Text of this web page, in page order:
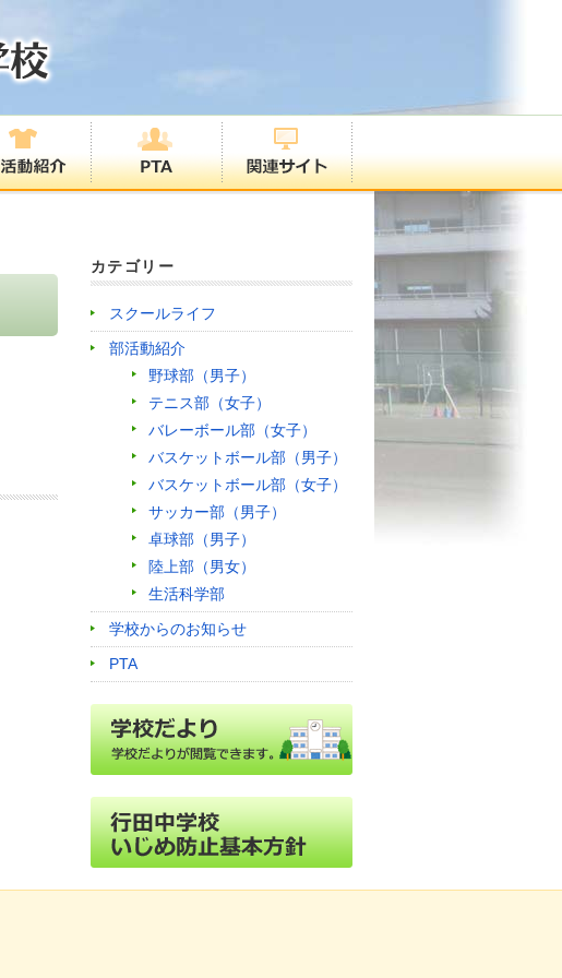
カテゴリー
スクールライフ
部活動紹介
野球部（男子）
テニス部（女子）
バレーボール部（女子）
バスケットボール部（男子）
バスケットボール部（女子）
サッカー部（男子）
卓球部（男子）
陸上部（男女）
生活科学部
学校からのお知らせ
PTA